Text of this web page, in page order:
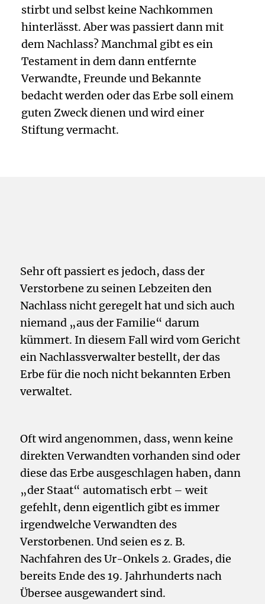
stirbt und selbst keine Nachkommen
hinterlässt. Aber was passiert dann mit
dem Nachlass? Manchmal gibt es ein
Testament in dem dann entfernte
Verwandte, Freunde und Bekannte
bedacht werden oder das Erbe soll einem
guten Zweck dienen und wird einer
Stiftung vermacht.
Sehr oft passiert es jedoch, dass der
Verstorbene zu seinen Lebzeiten den
Nachlass nicht geregelt hat und sich auch
niemand „aus der Familie“ darum
kümmert. In diesem Fall wird vom Gericht
ein Nachlassverwalter bestellt, der das
Erbe für die noch nicht bekannten Erben
verwaltet.
Oft wird angenommen, dass, wenn keine
direkten Verwandten vorhanden sind oder
diese das Erbe ausgeschlagen haben, dann
„der Staat“ automatisch erbt – weit
gefehlt, denn eigentlich gibt es immer
irgendwelche Verwandten des
Verstorbenen. Und seien es z. B.
Nachfahren des Ur-Onkels 2. Grades, die
bereits Ende des 19. Jahrhunderts nach
Übersee ausgewandert sind.